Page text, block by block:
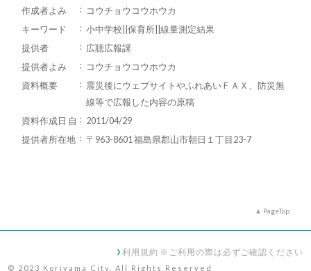
作成者よみ
コウチョウコウホウカ
キーワード
小中学校||保育所||線量測定結果
提供者
広聴広報課
提供者よみ
コウチョウコウホウカ
資料概要
震災後にウェブサイトやふれあいＦＡＸ、防災無
線等で広報した内容の原稿
資料作成日 自
2011/04/29
提供者所在地
〒963-8601 福島県郡山市朝日１丁目23-7
PageTop
利用規約 ※ご利用の際は必ずご確認ください
© 2023 Koriyama City. All Rights Reserved